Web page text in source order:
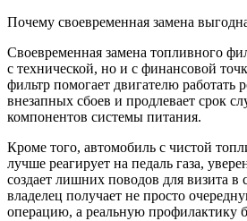
Почему своевременная замена
Своевременная замена топливного
с технической, но и с финансовой
фильтр помогает двигателю работать
внезапных сбоев и продлевает срок
компонентов системы питания.
Кроме того, автомобиль с чистой
лучше реагирует на педаль газа,
создает лишних поводов для визита в
владелец получает не просто
операцию, а реальную профилактику